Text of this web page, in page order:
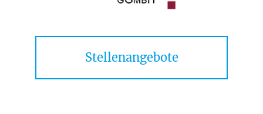
Stellenangebote